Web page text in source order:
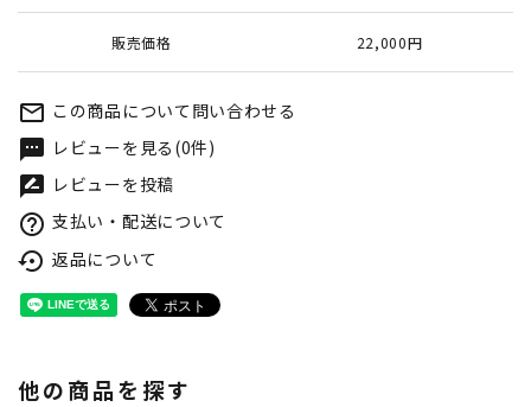
販売価格 22,000円
mail_outline この商品について問い合わせる
textsms レビューを見る(0件)
rate_review レビューを投稿
help_outline 支払い・配送について
settings_backup_restore 返品について
他の商品を探す